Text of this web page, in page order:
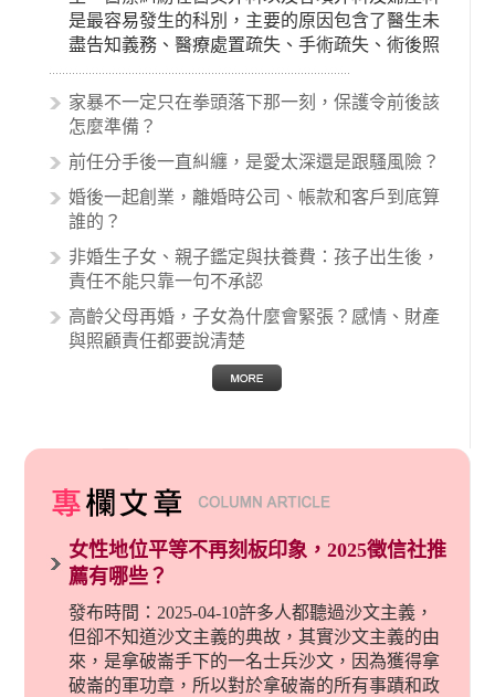
是最容易發生的科別，主要的原因包含了醫生未
盡告知義務、醫療處置疏失、手術疏失、術後照
顧失當、醫療費用的收取。雖然醫學進步，但醫
生與病患之間引起的糾紛還是經常發生。很多案
例中最後都走向訴訟流程，我們如果不幸遇到相
的內容其實非常多，有些案例…
家暴不一定只在拳頭落下那一刻，保護令前後該
怎麼準備？
前任分手後一直糾纏，是愛太深還是跟騷風險？
婚後一起創業，離婚時公司、帳款和客戶到底算
誰的？
非婚生子女、親子鑑定與扶養費：孩子出生後，
責任不能只靠一句不承認
高齡父母再婚，子女為什麼會緊張？感情、財產
與照顧責任都要說清楚
女性地位平等不再刻板印象，2025徵信社推
薦有哪些？
發布時間：2025-04-10許多人都聽過沙文主義，
但卻不知道沙文主義的典故，其實沙文主義的由
來，是拿破崙手下的一名士兵沙文，因為獲得拿
破崙的軍功章，所以對於拿破崙的所有事蹟和政